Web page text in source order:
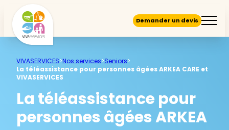
Demander un devis
VIVASERVICES>Nos services>Seniors>
La téléassistance pour personnes âgées ARKEA CARE et
VIVASERVICES
La téléassistance pour
personnes âgées ARKEA